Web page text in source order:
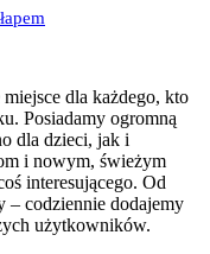
miejsce dla każdego, kto
Posiadamy ogromną
dla dzieci, jak i
i nowym, świeżym
interesującego. Od
codziennie dodajemy
użytkowników.